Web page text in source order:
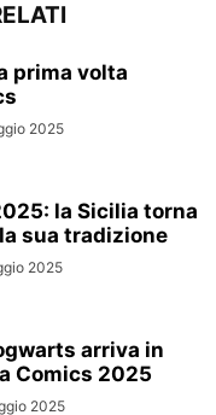
prima volta
2025
la Sicilia torna
sua tradizione
2025
arriva in
Comics 2025
2025